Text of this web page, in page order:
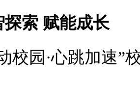
索 赋能成长
园·心跳加速”